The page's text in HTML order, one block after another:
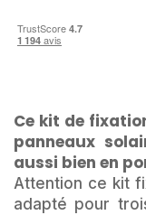
Ce kit de
panneaux
aussi bien en
Attention ce kit
adapté pour